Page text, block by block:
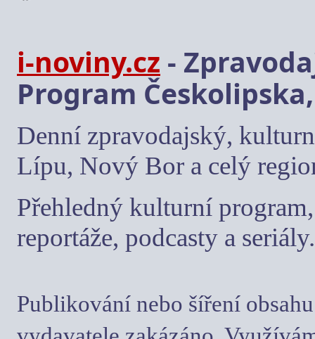
i-noviny.cz -
Program
Denní zpravodajský,
Lípu, Nový Bor a celý
Přehledný kulturní
reportáže, podcasty a seriály.
Publikování nebo šíření